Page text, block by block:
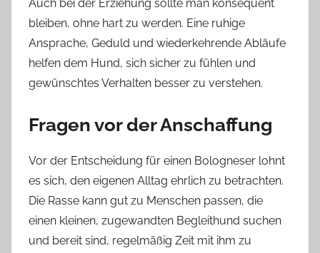
Auch bei der Erziehung sollte man konsequent
bleiben, ohne hart zu werden. Eine ruhige
Ansprache, Geduld und wiederkehrende Abläufe
helfen dem Hund, sich sicher zu fühlen und
gewünschtes Verhalten besser zu verstehen.
Fragen vor der Anschaffung
Vor der Entscheidung für einen Bologneser lohnt
es sich, den eigenen Alltag ehrlich zu betrachten.
Die Rasse kann gut zu Menschen passen, die
einen kleinen, zugewandten Begleithund suchen
und bereit sind, regelmäßig Zeit mit ihm zu